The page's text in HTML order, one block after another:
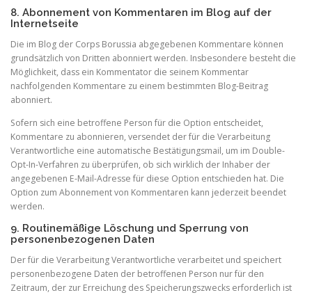
8. Abonnement von Kommentaren im Blog auf der
Internetseite
Die im Blog der Corps Borussia abgegebenen Kommentare können
grundsätzlich von Dritten abonniert werden. Insbesondere besteht die
Möglichkeit, dass ein Kommentator die seinem Kommentar
nachfolgenden Kommentare zu einem bestimmten Blog-Beitrag
abonniert.
Sofern sich eine betroffene Person für die Option entscheidet,
Kommentare zu abonnieren, versendet der für die Verarbeitung
Verantwortliche eine automatische Bestätigungsmail, um im Double-
Opt-In-Verfahren zu überprüfen, ob sich wirklich der Inhaber der
angegebenen E-Mail-Adresse für diese Option entschieden hat. Die
Option zum Abonnement von Kommentaren kann jederzeit beendet
werden.
9. Routinemäßige Löschung und Sperrung von
personenbezogenen Daten
Der für die Verarbeitung Verantwortliche verarbeitet und speichert
personenbezogene Daten der betroffenen Person nur für den
Zeitraum, der zur Erreichung des Speicherungszwecks erforderlich ist